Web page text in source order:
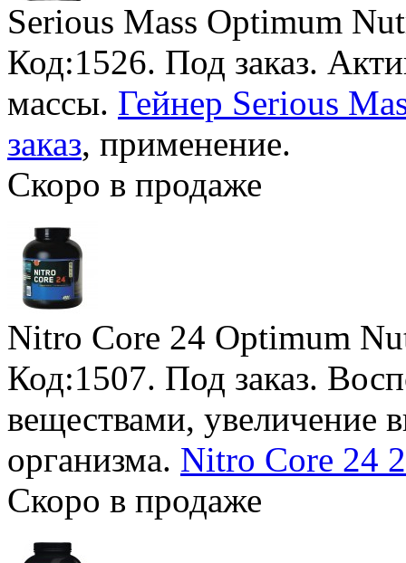
Serious Mass Optimum
Код:1526. Под заказ.
массы. Гейнер Serious
заказ, применение.
Скоро в продаже
Nitro Core 24 Optimum
Код:1507. Под заказ.
веществами, увеличение
организма. Nitro Core 24
Скоро в продаже